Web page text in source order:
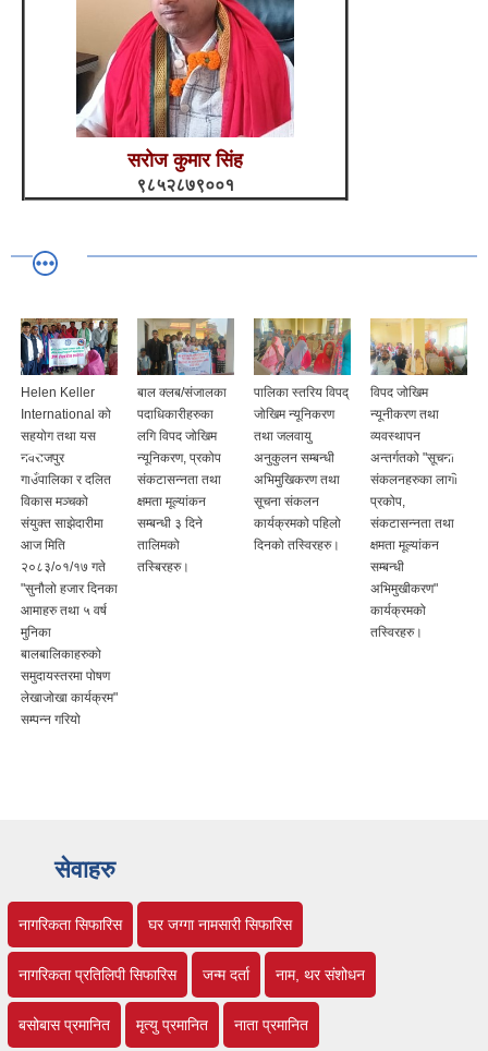
सरोज कुमार सिंह
९८५२८७९००१
Helen Keller
International को
सहयोग तथा यस
नवराजपुर
गाउँपालिका र दलित
विकास मञ्चको
संयुक्त साझेदारीमा
आज मिति
२०८३/०१/१७ गते
"सुनौलो हजार दिनका
आमाहरु तथा ५ वर्ष
मुनिका
बालबालिकाहरुको
समुदायस्तरमा पोषण
लेखाजोखा कार्यक्रम"
सम्पन्न गरियो
बाल क्लब/संजालका
पदाधिकारीहरुका
लगि विपद जोखिम
न्यूनिकरण, प्रकोप
संकटासन्नता तथा
क्षमता मूल्यांकन
सम्बन्धी ३ दिने
तालिमको
तस्बिरहरु।
पालिका स्तरिय विपद्
जोखिम न्यूनिकरण
तथा जलवायु
अनुकुलन सम्बन्धी
अभिमुखिकरण तथा
सूचना संकलन
कार्यक्रमको पहिलो
दिनको तस्विरहरु।
विपद जोखिम
न्यूनीकरण तथा
व्यवस्थापन
अन्तर्गतको "सूचना
संकलनहरुका लागी
प्रकोप,
संकटासन्नता तथा
क्षमता मूल्यांकन
सम्बन्धी
अभिमुखीकरण"
कार्यक्रमको
तस्विरहरु।
सेवाहरु
नागरिकता सिफारिस घर जग्गा नामसारी सिफारिस
नागरिकता प्रतिलिपी सिफारिस जन्म दर्ता नाम, थर संशोधन
बसोबास प्रमानित मृत्यु प्रमानित नाता प्रमानित